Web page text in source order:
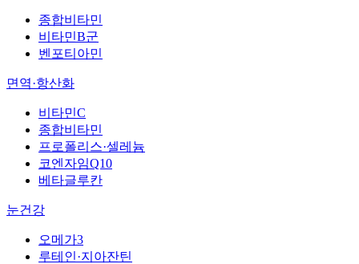
종합비타민
비타민B군
벤포티아민
면역·항산화
비타민C
종합비타민
프로폴리스·셀레늄
코엔자임Q10
베타글루칸
눈건강
오메가3
루테인·지아잔틴